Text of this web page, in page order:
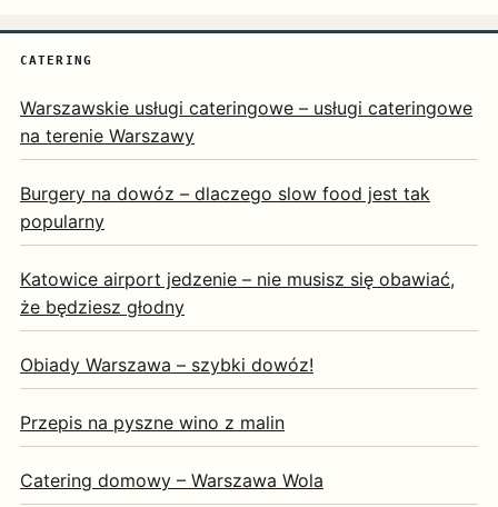
CATERING
Warszawskie usługi cateringowe – usługi cateringowe
na terenie Warszawy
Burgery na dowóz – dlaczego slow food jest tak
popularny
Katowice airport jedzenie – nie musisz się obawiać,
że będziesz głodny
Obiady Warszawa – szybki dowóz!
Przepis na pyszne wino z malin
Catering domowy – Warszawa Wola